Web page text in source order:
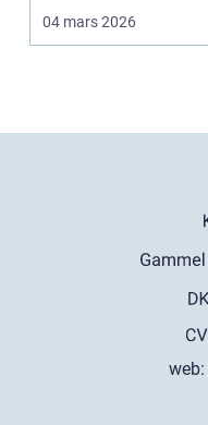
04 mars 2026
web: